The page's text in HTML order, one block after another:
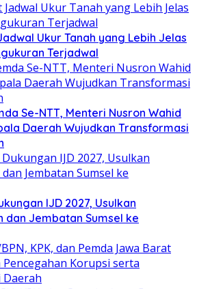
Ukur Tanah yang Lebih Jelas
Terjadwal
Se-NTT, Menteri Nusron Wahid
Daerah Wujudkan Transformasi
IJD 2027, Usulkan
dan Jembatan Sumsel ke